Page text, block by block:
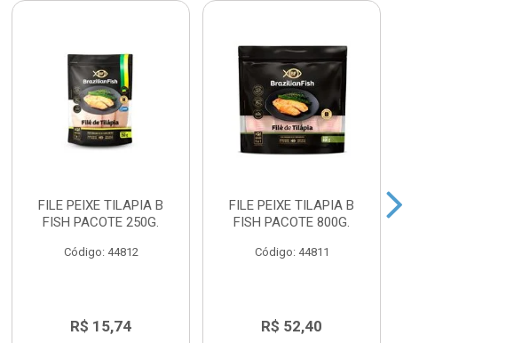
FILE PEIXE TILAPIA B
FISH PACOTE 250G.
Código: 44812
R$ 15,74
FILE PEIXE TILAPIA B
FISH PACOTE 800G.
Código: 44811
R$ 52,40